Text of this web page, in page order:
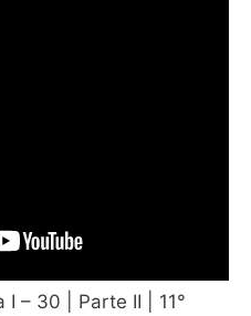
I – 30 | Parte II | 11°